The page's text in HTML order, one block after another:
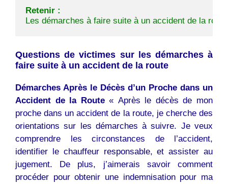
Retenir :
Les démarches à faire suite à un accident de la
Questions de victimes sur les démarches à
faire suite à un accident de la route
Démarches Après le Décès d’un Proche dans un
Accident de la Route« Après le décès de mon
proche dans un accident de la route, je cherche des
orientations sur les démarches à suivre. Je veux
comprendre les circonstances de l’accident,
identifier le chauffeur responsable, et assister au
jugement. De plus, j’aimerais savoir comment
procéder pour obtenir une indemnisation pour ma